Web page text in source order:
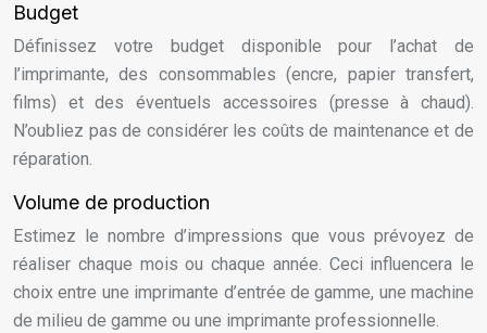
Budget
Définissez votre budget disponible pour l’achat de
l’imprimante, des consommables (encre, papier transfert,
films) et des éventuels accessoires (presse à chaud).
N’oubliez pas de considérer les coûts de maintenance et de
réparation.
Volume de production
Estimez le nombre d’impressions que vous prévoyez de
réaliser chaque mois ou chaque année. Ceci influencera le
choix entre une imprimante d’entrée de gamme, une machine
de milieu de gamme ou une imprimante professionnelle.